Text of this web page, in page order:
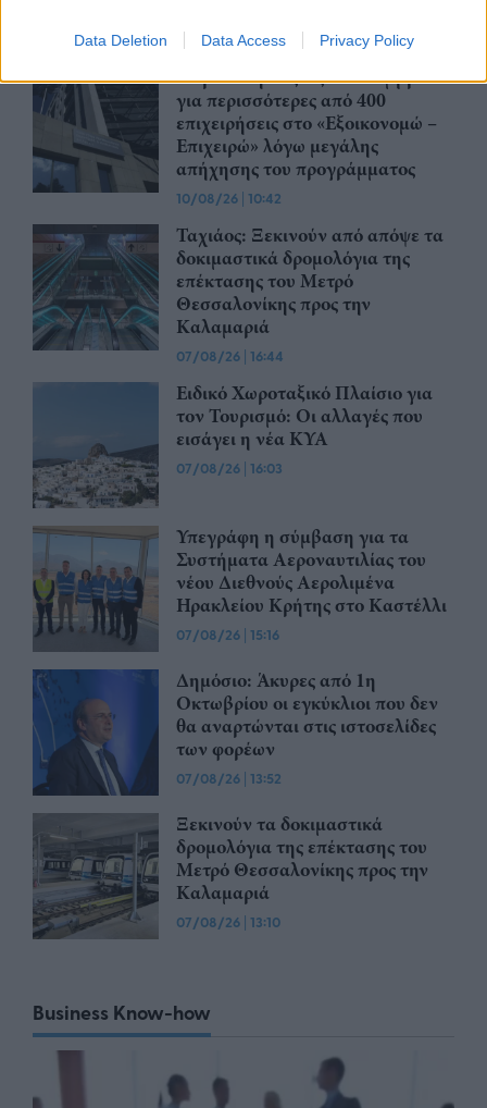
Data Deletion Data Access Privacy Policy
Παράταση έως τις 30 Νοεμβρίου
για περισσότερες από 400
επιχειρήσεις στο «Εξοικονομώ –
Επιχειρώ» λόγω μεγάλης
απήχησης του προγράμματος
10/08/26 | 10:42
Ταχιάος: Ξεκινούν από απόψε τα
δοκιμαστικά δρομολόγια της
επέκτασης του Μετρό
Θεσσαλονίκης προς την
Καλαμαριά
07/08/26 | 16:44
Ειδικό Χωροταξικό Πλαίσιο για
τον Τουρισμό: Οι αλλαγές που
εισάγει η νέα ΚΥΑ
07/08/26 | 16:03
Υπεγράφη η σύμβαση για τα
Συστήματα Αεροναυτιλίας του
νέου Διεθνούς Αερολιμένα
Ηρακλείου Κρήτης στο Καστέλλι
07/08/26 | 15:16
Δημόσιο: Άκυρες από 1η
Οκτωβρίου οι εγκύκλιοι που δεν
θα αναρτώνται στις ιστοσελίδες
των φορέων
07/08/26 | 13:52
Ξεκινούν τα δοκιμαστικά
δρομολόγια της επέκτασης του
Μετρό Θεσσαλονίκης προς την
Καλαμαριά
07/08/26 | 13:10
Business Know-how